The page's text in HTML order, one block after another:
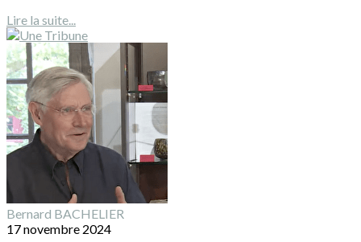
Lire la suite...
Bernard BACHELIER
17 novembre 2024